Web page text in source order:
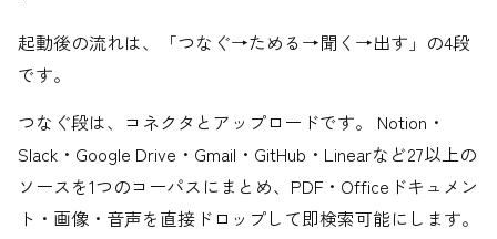
起動後の流れは、「つなぐ→ためる→聞く→出す」の4段
です。
つなぐ段は、コネクタとアップロードです。 Notion・
Slack・Google Drive・Gmail・GitHub・Linearなど27以上の
ソースを1つのコーパスにまとめ、PDF・Officeドキュメン
ト・画像・音声を直接ドロップして即検索可能にします。